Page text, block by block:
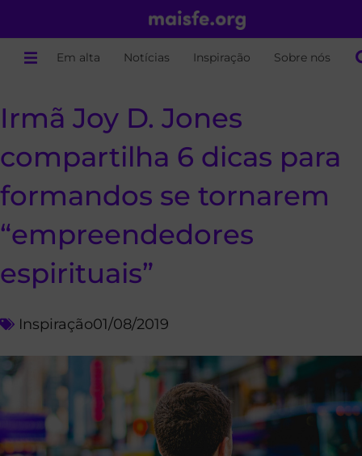
Em alta Notícias Inspiração Sobre nós
Irmã Joy D. Jones
compartilha 6 dicas para
formandos se tornarem
“empreendedores
espirituais”
Inspiração01/08/2019